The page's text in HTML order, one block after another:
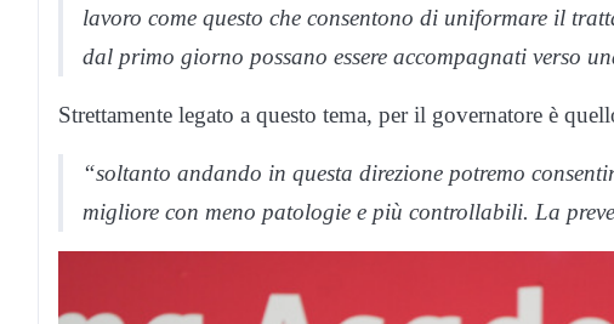
lavoro come questo che consentono di uniformare il
dal primo giorno possano essere accompagnati verso
Strettamente legato a questo tema, per il governatore è
“soltanto andando in questa direzione potremo
migliore con meno patologie e più controllabili. La